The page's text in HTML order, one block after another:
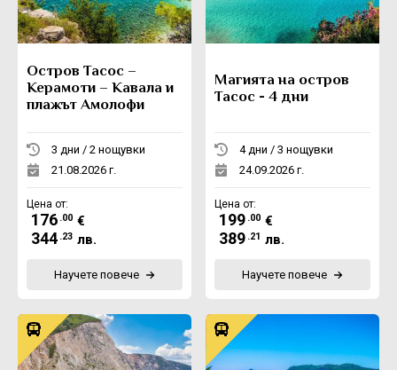
Остров Тасос –
Керамоти – Кавала и
плажът Амолофи
3 дни / 2 нощувки
21.08.2026 г.
Цена от:
176 .00 €
344 .23 лв.
Научете повече
Магията на остров
Тасос - 4 дни
4 дни / 3 нощувки
24.09.2026 г.
Цена от:
199 .00 €
389 .21 лв.
Научете повече